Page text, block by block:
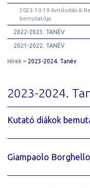
2023.10.19 Antikvitás &
bemutatója
2022-2023. TANÉV
2021-2022. TANÉV
Hírek 2023-2024. Tanév
2023-2024.
Kutató diákok
Giampaolo